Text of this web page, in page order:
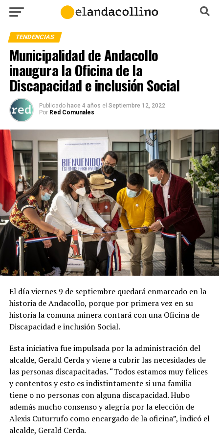
TENDENCIAS
Municipalidad de Andacollo
inaugura la Oficina de la
Discapacidad e inclusión Social
Publicado hace 4 años el Septiembre 12, 2022
Por Red Comunales
El día viernes 9 de septiembre quedará enmarcado en la
historia de Andacollo, porque por primera vez en su
historia la comuna minera contará con una Oficina de
Discapacidad e inclusión Social.
Esta iniciativa fue impulsada por la administración del
alcalde, Gerald Cerda y viene a cubrir las necesidades de
las personas discapacitadas. “Todos estamos muy felices
y contentos y esto es indistintamente si una familia
tiene o no personas con alguna discapacidad. Hubo
además mucho consenso y alegría por la elección de
Alexis Cuturrufo como encargado de la oficina”, indicó el
alcalde, Gerald Cerda.